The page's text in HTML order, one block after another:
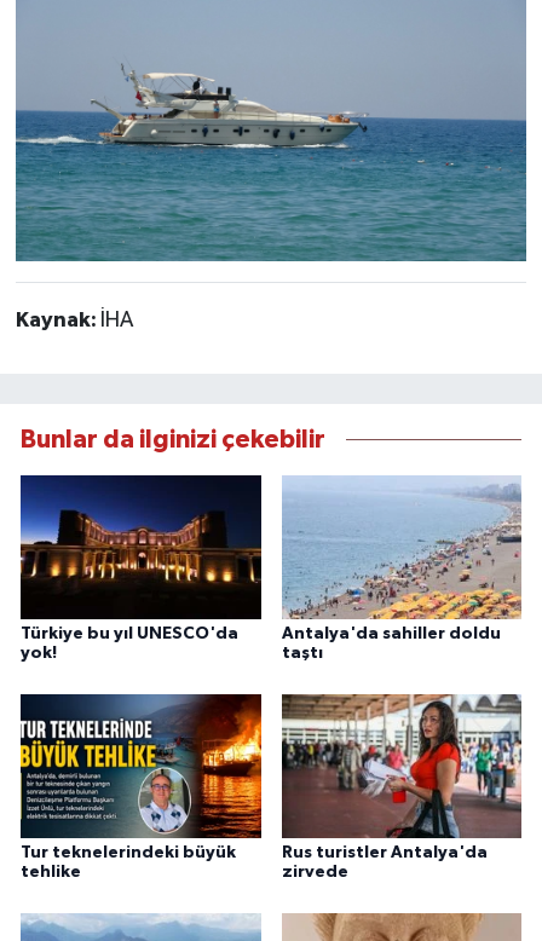
Kaynak: İHA
Bunlar da ilginizi çekebilir
Türkiye bu yıl UNESCO'da
yok!
Antalya'da sahiller doldu
taştı
Tur teknelerindeki büyük
tehlike
Rus turistler Antalya'da
zirvede